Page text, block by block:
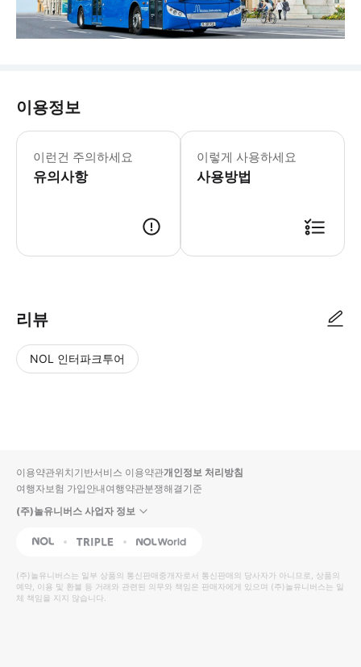
이용정보
이런건 주의하세요
유의사항
버스 노선 * 여름 (4월-10월). 20분
* 뮌헨 최고의 명소를 모두 둘러보세
이렇게 사용하세요
사용방법
리뷰
NOL 인터파크투어
입니
다.
높
은
순
동
영
상
순
상
이용약관위치기반서비스 이용약관개인정보 처리방침
여행자보험 가입안내여행약관분쟁해결기준
(주)놀유니버스 사업자 정보
NOL Triple Interpark Global
(주)놀유니버스는 일부 상품의 통신판매중개자로서 통신판매의 당사자가 아니므로, 상품의
예약, 이용 및 환불 등 거래와 관련된 의무와 책임은 판매자에게 있으며 (주)놀유니버스는 일
체 책임을 지지 않습니다.